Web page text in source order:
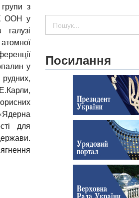
з
ООН у
у
для
Посилання